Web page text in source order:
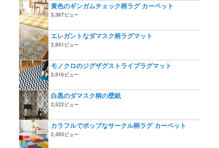
黄色のギンガムチェック柄ラグ カーペット
3,367ビュー
エレガントなダマスク柄ラグマット
2,941ビュー
モノクロのジグザグストライプラグマット
2,916ビュー
白黒のダマスク柄の壁紙
2,522ビュー
カラフルでポップなサークル柄ラグ カーペット
2,493ビュー